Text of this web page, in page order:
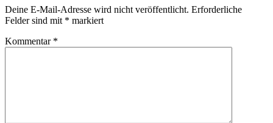
Deine E-Mail-Adresse wird nicht veröffentlicht. Erforderliche
Felder sind mit * markiert
Kommentar *